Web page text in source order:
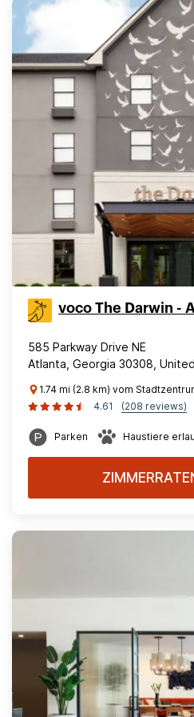
voco The Darwin -
585 Parkway Drive NE
Atlanta, Georgia 30308,
1.74 mi (2.8 km) vom
4.61
(208 reviews)
Parken Haustiere